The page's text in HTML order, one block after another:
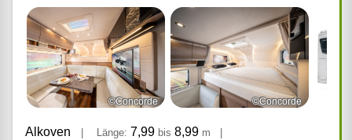
©Concorde ©Concorde
Alkoven Länge: 7,99 bis 8,99 m